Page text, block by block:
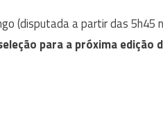
(disputada a partir das 5h45
para a próxima edição